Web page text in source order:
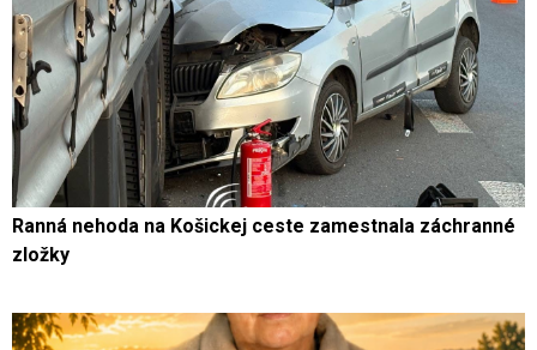
Ranná nehoda na Košickej ceste zamestnala záchranné
zložky